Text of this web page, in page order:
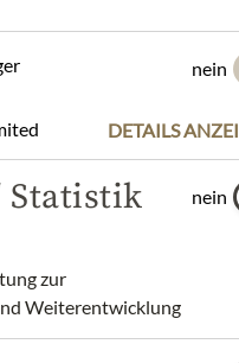
aus unserem Sortiment
nein
DETAILS
Statistik
zur
Weiterentwicklung
nein